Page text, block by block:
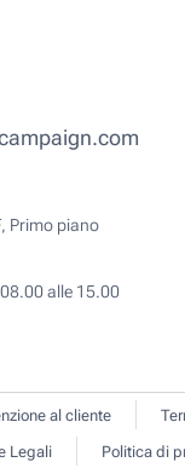
Primo piano
alle 15.00
al cliente
Legali
Politica di